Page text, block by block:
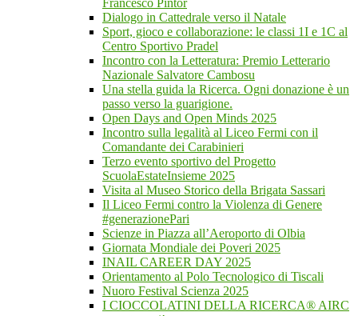
Francesco Pintor
Dialogo in Cattedrale verso il Natale
Sport, gioco e collaborazione: le classi 1I e 1C al
Centro Sportivo Pradel
Incontro con la Letteratura: Premio Letterario
Nazionale Salvatore Cambosu
Una stella guida la Ricerca. Ogni donazione è un
passo verso la guarigione.
Open Days and Open Minds 2025
Incontro sulla legalità al Liceo Fermi con il
Comandante dei Carabinieri
Terzo evento sportivo del Progetto
ScuolaEstateInsieme 2025
Visita al Museo Storico della Brigata Sassari
Il Liceo Fermi contro la Violenza di Genere
#generazionePari
Scienze in Piazza all’Aeroporto di Olbia
Giornata Mondiale dei Poveri 2025
INAIL CAREER DAY 2025
Orientamento al Polo Tecnologico di Tiscali
Nuoro Festival Scienza 2025
I CIOCCOLATINI DELLA RICERCA® AIRC